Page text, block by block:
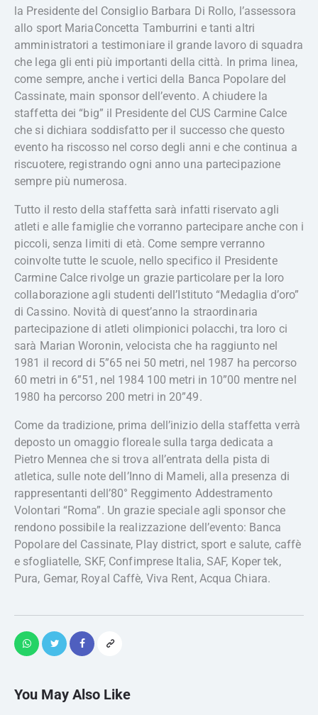
la Presidente del Consiglio Barbara Di Rollo, l’assessora
allo sport MariaConcetta Tamburrini e tanti altri
amministratori a testimoniare il grande lavoro di squadra
che lega gli enti più importanti della città. In prima linea,
come sempre, anche i vertici della Banca Popolare del
Cassinate, main sponsor dell’evento. A chiudere la
staffetta dei “big” il Presidente del CUS Carmine Calce
che si dichiara soddisfatto per il successo che questo
evento ha riscosso nel corso degli anni e che continua a
riscuotere, registrando ogni anno una partecipazione
sempre più numerosa.
Tutto il resto della staffetta sarà infatti riservato agli
atleti e alle famiglie che vorranno partecipare anche con i
piccoli, senza limiti di età. Come sempre verranno
coinvolte tutte le scuole, nello specifico il Presidente
Carmine Calce rivolge un grazie particolare per la loro
collaborazione agli studenti dell’Istituto “Medaglia d’oro”
di Cassino. Novità di quest’anno la straordinaria
partecipazione di atleti olimpionici polacchi, tra loro ci
sarà Marian Woronin, velocista che ha raggiunto nel
1981 il record di 5”65 nei 50 metri, nel 1987 ha percorso
60 metri in 6”51, nel 1984 100 metri in 10”00 mentre nel
1980 ha percorso 200 metri in 20”49.
Come da tradizione, prima dell’inizio della staffetta verrà
deposto un omaggio floreale sulla targa dedicata a
Pietro Mennea che si trova all’entrata della pista di
atletica, sulle note dell’Inno di Mameli, alla presenza di
rappresentanti dell’80° Reggimento Addestramento
Volontari “Roma”. Un grazie speciale agli sponsor che
rendono possibile la realizzazione dell’evento: Banca
Popolare del Cassinate, Play district, sport e salute, caffè
e sfogliatelle, SKF, Confimprese Italia, SAF, Koper tek,
Pura, Gemar, Royal Caffè, Viva Rent, Acqua Chiara.
You May Also Like